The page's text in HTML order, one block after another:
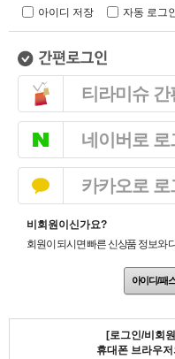
아이디 저장 자동 로그
티라미슈 간
네이버로 로
카카오로 로
비회원이신가요?
회원이 되시면 빠른 신상품 정보와
아이디/패
[로그인/비회
휴대폰 브라우